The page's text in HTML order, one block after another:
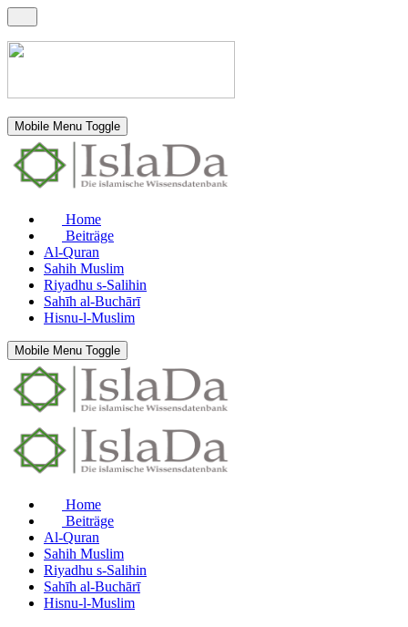
Mobile Menu Toggle
Home
Beiträge
Al-Quran
Sahih Muslim
Riyadhu s-Salihin
Sahīh al-Buchārī
Hisnu-l-Muslim
Mobile Menu Toggle
Home
Beiträge
Al-Quran
Sahih Muslim
Riyadhu s-Salihin
Sahīh al-Buchārī
Hisnu-l-Muslim